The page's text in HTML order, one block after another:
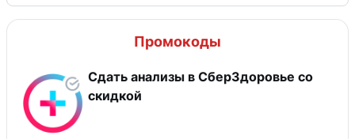
Промокоды
Сдать анализы в СберЗдоровье со
скидкой